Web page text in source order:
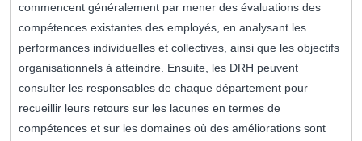
commencent généralement par mener des évaluations des
compétences existantes des employés, en analysant les
performances individuelles et collectives, ainsi que les objectifs
organisationnels à atteindre. Ensuite, les DRH peuvent
consulter les responsables de chaque département pour
recueillir leurs retours sur les lacunes en termes de
compétences et sur les domaines où des améliorations sont